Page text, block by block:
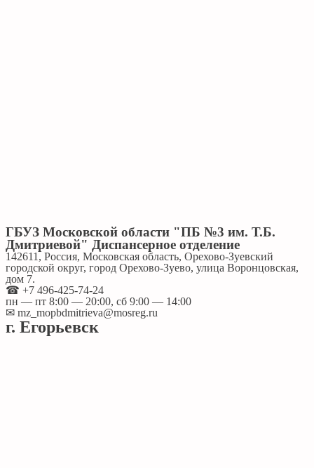
ГБУЗ Московской области "ПБ №3 им. Т.Б.
Дмитриевой" Диспансерное отделение
142611, Россия, Московская область, Орехово-Зуевский
городской округ, город Орехово-Зуево, улица Воронцовская,
дом 7.
☎ +7 496-425-74-24
пн — пт 8:00 — 20:00, сб 9:00 — 14:00
✉ mz_mopbdmitrieva@mosreg.ru
г. Егорьевск